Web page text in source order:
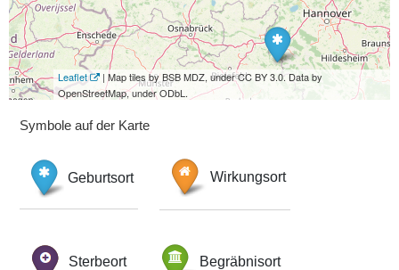
Leaflet
| Map tiles by BSB MDZ, under CC BY 3.0. Data by
OpenStreetMap, under ODbL.
Symbole auf der Karte
Geburtsort Wirkungsort
Sterbeort Begräbnisort